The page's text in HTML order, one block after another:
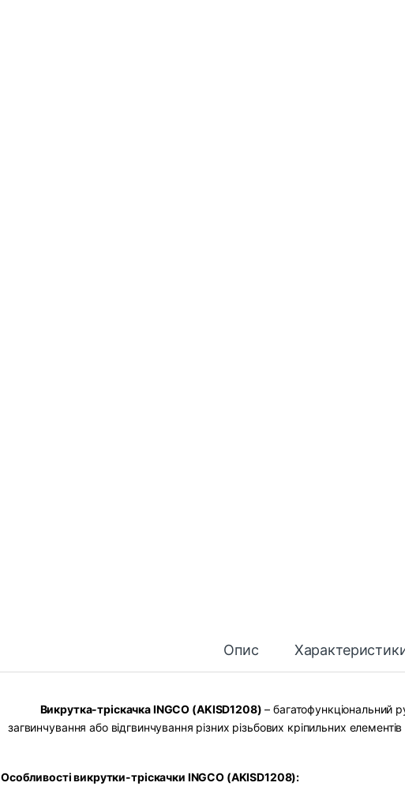
Опис
Викрутка-тріскачка INGCO (AKISD1208) – багатофункціональний
загвинчування або відгвинчування різних різьбових кріпильних
Особливості викрутки-тріскачки INGCO (AKISD1208):